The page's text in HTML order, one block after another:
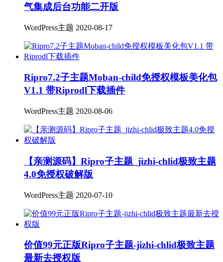
气集成后台功能二开版
WordPress主题 2020-08-17
Ripro7.2子主题Moban-child免授权模板美化包
V1.1 带Riprodl下载插件
WordPress主题 2020-08-06
【亲测源码】Ripro子主题_jizhi-chlid极致主题
4.0免授权破解版
WordPress主题 2020-07-10
价值99元正版Ripro子主题-jizhi-chlid极致主题
最新去授权版